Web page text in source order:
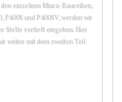
den einzelnen Miura-Baureihen,
P400S und P400SV, werden wir
Stelle vertieft eingehen. Hier
weiter mit dem zweiten Teil